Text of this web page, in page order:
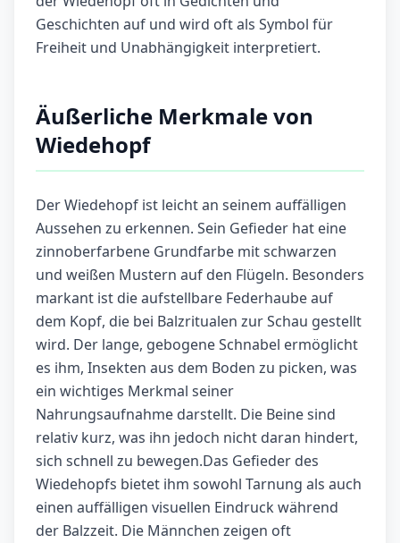
Geschichten auf und wird oft als Symbol für
Freiheit und Unabhängigkeit interpretiert.
Äußerliche Merkmale von
Wiedehopf
Der Wiedehopf ist leicht an seinem auffälligen
Aussehen zu erkennen. Sein Gefieder hat eine
zinnoberfarbene Grundfarbe mit schwarzen
und weißen Mustern auf den Flügeln. Besonders
markant ist die aufstellbare Federhaube auf
dem Kopf, die bei Balzritualen zur Schau gestellt
wird. Der lange, gebogene Schnabel ermöglicht
es ihm, Insekten aus dem Boden zu picken, was
ein wichtiges Merkmal seiner
Nahrungsaufnahme darstellt. Die Beine sind
relativ kurz, was ihn jedoch nicht daran hindert,
sich schnell zu bewegen.Das Gefieder des
Wiedehopfs bietet ihm sowohl Tarnung als auch
einen auffälligen visuellen Eindruck während
der Balzzeit. Die Männchen zeigen oft